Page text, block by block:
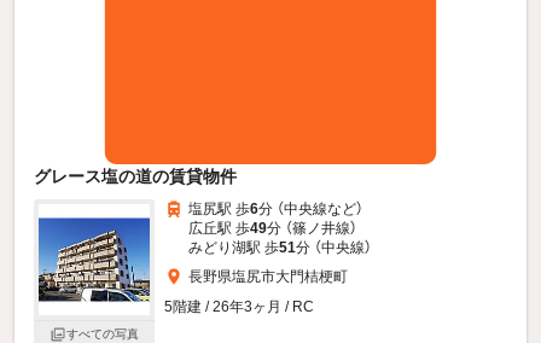
グレース塩の道の賃貸物件
すべての写真
塩尻駅 歩6分 （中央線など）
広丘駅 歩49分 （篠ノ井線）
みどり湖駅 歩51分 （中央線）
長野県塩尻市大門桔梗町
5階建 / 26年3ヶ月 / RC